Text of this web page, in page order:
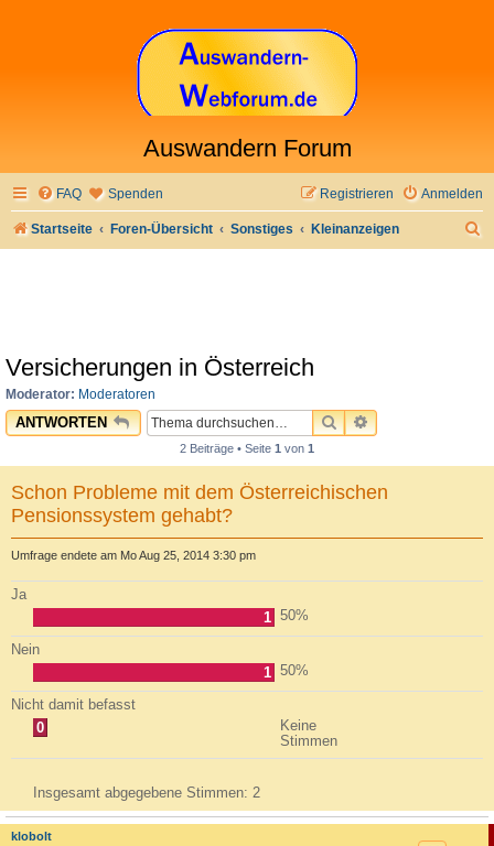
Auswandern Forum
FAQ Spenden Anmelden
Registrieren
Startseite Foren-Übersicht Sonstiges Kleinanzeigen
Versicherungen in Österreich
Moderator: Moderatoren
ANTWORTEN SUCHEERWEITERTE
2 Beiträge • Seite 1 von 1
Schon Probleme mit dem Österreichischen
Pensionssystem gehabt?
Umfrage endete am Mo Aug 25, 2014 3:30 pm
Ja
1 50%
Nein
1 50%
Nicht damit befasst
0
Keine
Stimmen
Insgesamt abgegebene Stimmen: 2
klobolt